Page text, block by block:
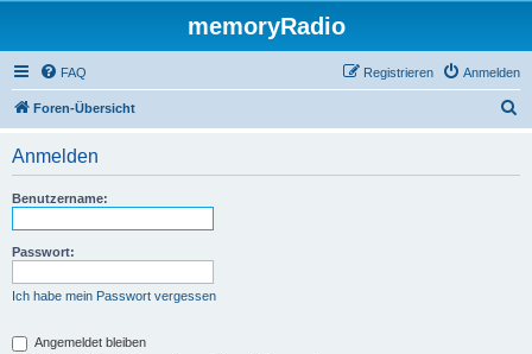
memoryRadio
FAQ Anmelden
Registrieren
Foren-Übersicht
Anmelden
Benutzername:
Passwort:
Ich habe mein Passwort vergessen
Angemeldet bleiben